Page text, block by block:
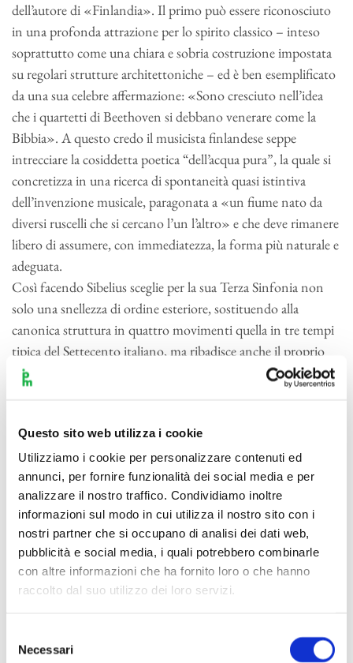
Questo sito web utilizza i cookie
Utilizziamo i cookie per personalizzare contenuti ed
annunci, per fornire funzionalità dei social media e per
analizzare il nostro traffico. Condividiamo inoltre
informazioni sul modo in cui utilizza il nostro sito con i
nostri partner che si occupano di analisi dei dati web,
pubblicità e social media, i quali potrebbero combinarle
con altre informazioni che ha fornito loro o che hanno
raccolto dal suo utilizzo dei loro servizi.
delNecessari
dell’autore di «Finlandia». Il primo può essere riconosciuto
in una profonda attrazione per lo spirito classico – inteso
soprattutto come una chiara e sobria costruzione impostata
su regolari strutture architettoniche – ed è ben esemplificato
da una sua celebre affermazione: «Sono cresciuto nell’idea
che i quartetti di Beethoven si debbano venerare come la
Bibbia». A questo credo il musicista finlandese seppe
intrecciare la cosiddetta poetica “dell’acqua pura”, la quale si
concretizza in una ricerca di spontaneità quasi istintiva
dell’invenzione musicale, paragonata a «un fiume nato da
diversi ruscelli che si cercano l’un l’altro» e che deve rimanere
libero di assumere, con immediatezza, la forma più naturale e
adeguata.
Così facendo Sibelius sceglie per la sua Terza Sinfonia non
solo una snellezza di ordine esteriore, sostituendo alla
canonica struttura in quattro movimenti quella in tre tempi
tipica del Settecento italiano, ma ribadisce anche il proprio
distacco da ogni aggancio descrittivo. Tutto ciò è ben
espresso fin dall’esordio di una partitura dalla strumentazione
con linearità sul modello della forma-sonata: a un tema
iniziale caratterizzato da una vivacità ritmica preannunciante
l’ottimistica energia che percorre l’intero lavoro, si
contrappone una nuova idea musicale più malinconica e
cantabile. Il movimento seguente, idealmente ispirato alle
eleganti movenze di una danza campestre, scorre lieve
nell’arabescare dei legni sul pizzicato degli archi e sulle note
tenute dei corni, ma soprattutto nella delicata instabilità
architettonica è invece rintracciabile nell’«Allegro»